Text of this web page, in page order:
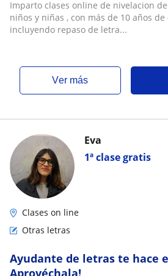
Imparto clases online de nivelacion
niños y niñas , con más de 10 años
incluyendo repaso de letra...
ver más
1ª clase gratis
Eva
Clases on line
Otras letras
Ayudante de letras te hace
Aprovéchala!